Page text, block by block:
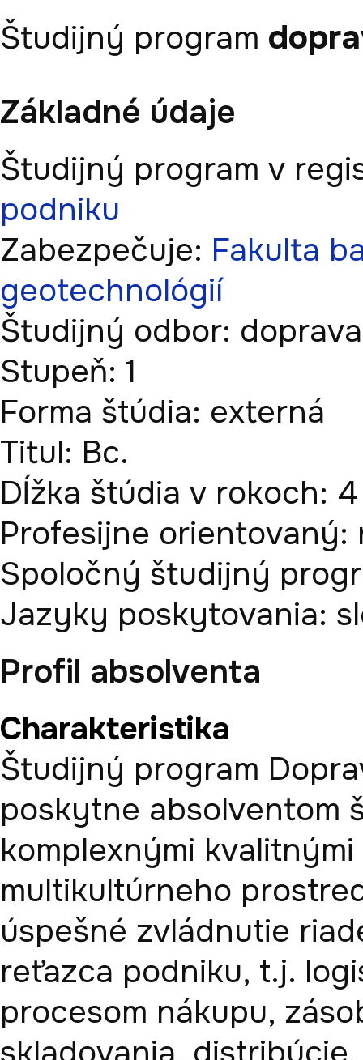
Študijný program
Základné údaje
Študijný program v
podniku
Zabezpečuje: Fakulta
geotechnológií
Študijný odbor: doprava
Stupeň: 1
Forma štúdia: externá
Titul: Bc.
Dĺžka štúdia v rokoch: 4
Profesijne orientovaný:
Spoločný študijný
Jazyky poskytovania:
Profil absolventa
Charakteristika
Študijný program
poskytne absolventom
komplexnými
multikultúrneho
úspešné zvládnutie
reťazca podniku, t.j.
procesom nákupu,